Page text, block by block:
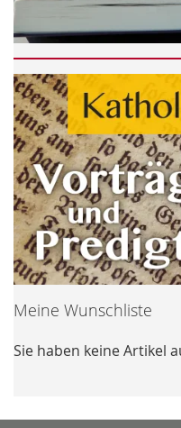
Meine Wunschliste
Sie haben keine Artikel